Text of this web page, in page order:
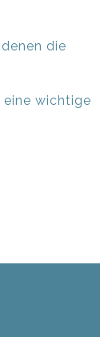
die
eine wichtige